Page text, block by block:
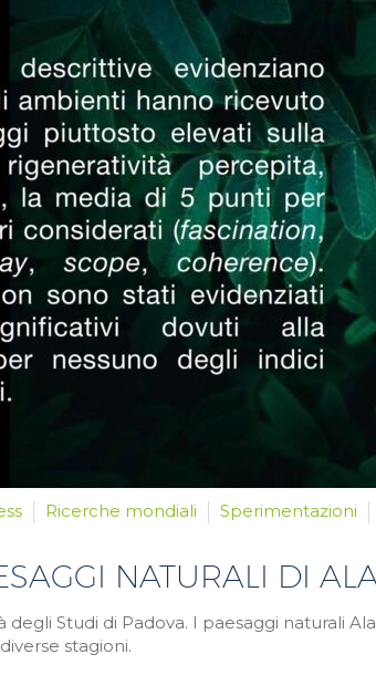
Ricerche mondiali Sperimentazioni
NATURALI DI
degli Studi di Padova. I paesaggi naturali
stagioni.